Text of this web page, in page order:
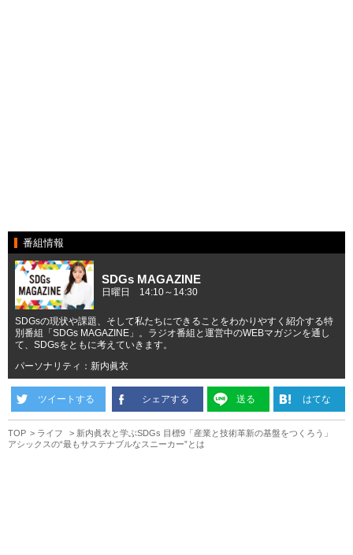
番組情報
SDGs MAGAZINE
日曜日 14:10～14:30
SDGsの現状や課題、そして私たちにできることをわかりやすく紹介する特
別番組「SDGs MAGAZINE」。ラジオ番組と運営中のWEBマガジンを通し
て、SDGsをともに考えていきます。
パーソナリティ：新内眞衣
ツイートする シェアする 送る はてな
TOP ライフ
新内眞衣と学ぶSDGs 目標9「産業と技術革新の基盤をつくろう」
アシックスの“最もサステナブルなスニーカー”とは